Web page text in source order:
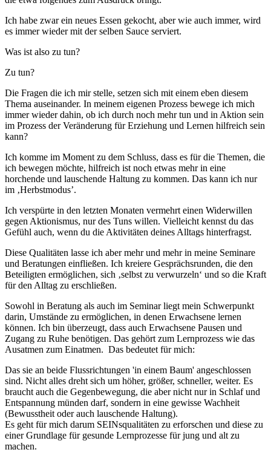
Ich habe zwar ein neues Essen gekocht, aber wie auch immer, wird
es immer wieder mit der selben Sauce serviert.
Was ist also zu tun?
Zu tun?
Die Fragen die ich mir stelle, setzen sich mit einem eben diesem
Thema auseinander. In meinem eigenen Prozess bewege ich mich
immer wieder dahin, ob ich durch noch mehr tun und in Aktion sein
im Prozess der Veränderung für Erziehung und Lernen hilfreich sein
kann?
Ich komme im Moment zu dem Schluss, dass es für die Themen, die
ich bewegen möchte, hilfreich ist noch etwas mehr in eine
horchende und lauschende Haltung zu kommen. Das kann ich nur
im ‚Herbstmodus’.
Ich verspürte in den letzten Monaten vermehrt einen Widerwillen
gegen Aktionismus, nur des Tuns willen. Vielleicht kennst du das
Gefühl auch, wenn du die Aktivitäten deines Alltags hinterfragst.
Diese Qualitäten lasse ich aber mehr und mehr in meine Seminare
und Beratungen einfließen. Ich kreiere Gesprächsrunden, die den
Beteiligten ermöglichen, sich ‚selbst zu verwurzeln‘ und so die Kraft
für den Alltag zu erschließen.
Sowohl in Beratung als auch im Seminar liegt mein Schwerpunkt
darin, Umstände zu ermöglichen, in denen Erwachsene lernen
können. Ich bin überzeugt, dass auch Erwachsene Pausen und
Zugang zu Ruhe benötigen. Das gehört zum Lernprozess wie das
Ausatmen zum Einatmen. Das bedeutet für mich:
Das sie an beide Flussrichtungen 'in einem Baum' angeschlossen
sind. Nicht alles dreht sich um höher, größer, schneller, weiter. Es
braucht auch die Gegenbewegung, die aber nicht nur in Schlaf und
Entspannung münden darf, sondern in eine gewisse Wachheit
(Bewusstheit oder auch lauschende Haltung).
Es geht für mich darum SEINsqualitäten zu erforschen und diese zu
einer Grundlage für gesunde Lernprozesse für jung und alt zu
machen.